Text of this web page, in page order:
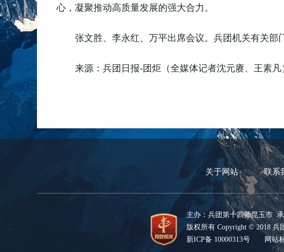
心，凝聚推动高质量发展的强大合力。
张文胜、李永红、万平出席会议。兵团机关有关部
来源：兵团日报-团炬（全媒体记者沈元赓、王素凡
关于网站 联系
主办：兵团第十四师昆玉市
版权所有 Copyright © 2018 兵
新ICP备 10000313号 网站标